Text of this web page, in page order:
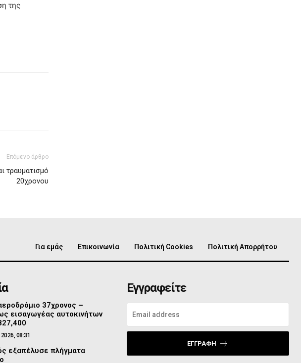
της
Επόμενο άρθρο
τραυματισμό
20χρονου
Για εμάς Επικοινωνία Πολιτική Cookies Πολιτική Απορρήτου
37χρονος –
εισαγωγέας αυτοκινήτων
08:31
εξαπέλυσε πλήγματα
Εγγραφείτε
ΕΓΓΡΑΦΉ